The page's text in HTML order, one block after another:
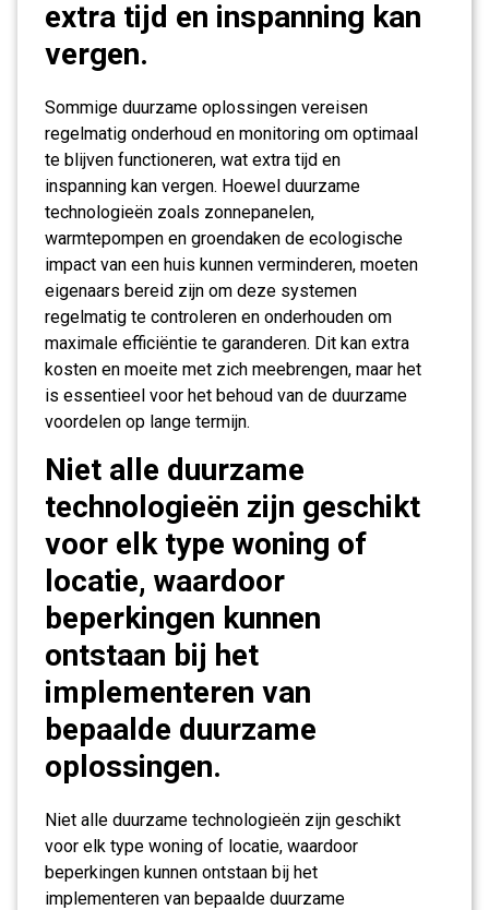
extra tijd en inspanning kan
vergen.
Sommige duurzame oplossingen vereisen
regelmatig onderhoud en monitoring om optimaal
te blijven functioneren, wat extra tijd en
inspanning kan vergen. Hoewel duurzame
technologieën zoals zonnepanelen,
warmtepompen en groendaken de ecologische
impact van een huis kunnen verminderen, moeten
eigenaars bereid zijn om deze systemen
regelmatig te controleren en onderhouden om
maximale efficiëntie te garanderen. Dit kan extra
kosten en moeite met zich meebrengen, maar het
is essentieel voor het behoud van de duurzame
voordelen op lange termijn.
Niet alle duurzame
technologieën zijn geschikt
voor elk type woning of
locatie, waardoor
beperkingen kunnen
ontstaan bij het
implementeren van
bepaalde duurzame
oplossingen.
Niet alle duurzame technologieën zijn geschikt
voor elk type woning of locatie, waardoor
beperkingen kunnen ontstaan bij het
implementeren van bepaalde duurzame